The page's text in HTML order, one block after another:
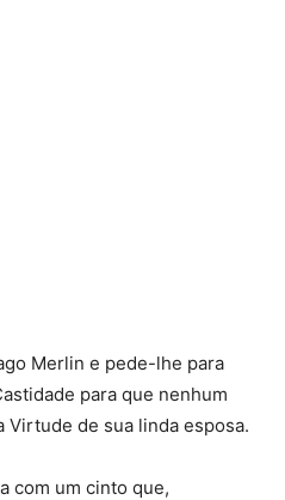
Merlin e pede-lhe para
para que nenhum
Virtude de sua linda esposa.
com um cinto que,